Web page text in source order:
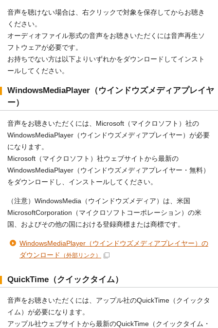
音声を聴けない場合は、右クリックで対象を保存してからお聴き
ください。
オーディオファイル形式の音声をお聴きいただくには音声再生ソ
フトウェアが必要です。
お持ちでない方は以下よりいずれかをダウンロードしてインスト
ールしてください。
WindowsMediaPlayer（ウインドウズメディアプレイヤ
ー）
音声をお聴きいただくには、Microsoft（マイクロソフト）社の
WindowsMediaPlayer（ウインドウズメディアプレイヤー）が必要
になります。
Microsoft（マイクロソフト）社ウェブサイトから最新の
WindowsMediaPlayer（ウインドウズメディアプレイヤー・無料）
をダウンロードし、インストールしてください。
（注意）WindowsMedia（ウインドウズメディア）は、米国
MicrosoftCorporation（マイクロソフトコーポレーション）の米
国、およびその他の国における登録商標または商標です。
WindowsMediaPlayer（ウインドウズメディアプレイヤー）の
ダウンロード
（外部リンク）
QuickTime（クイックタイム）
音声をお聴きいただくには、アップル社のQuickTime（クイックタ
イム）が必要になります。
アップル社ウェブサイトから最新のQuickTime（クイックタイム・